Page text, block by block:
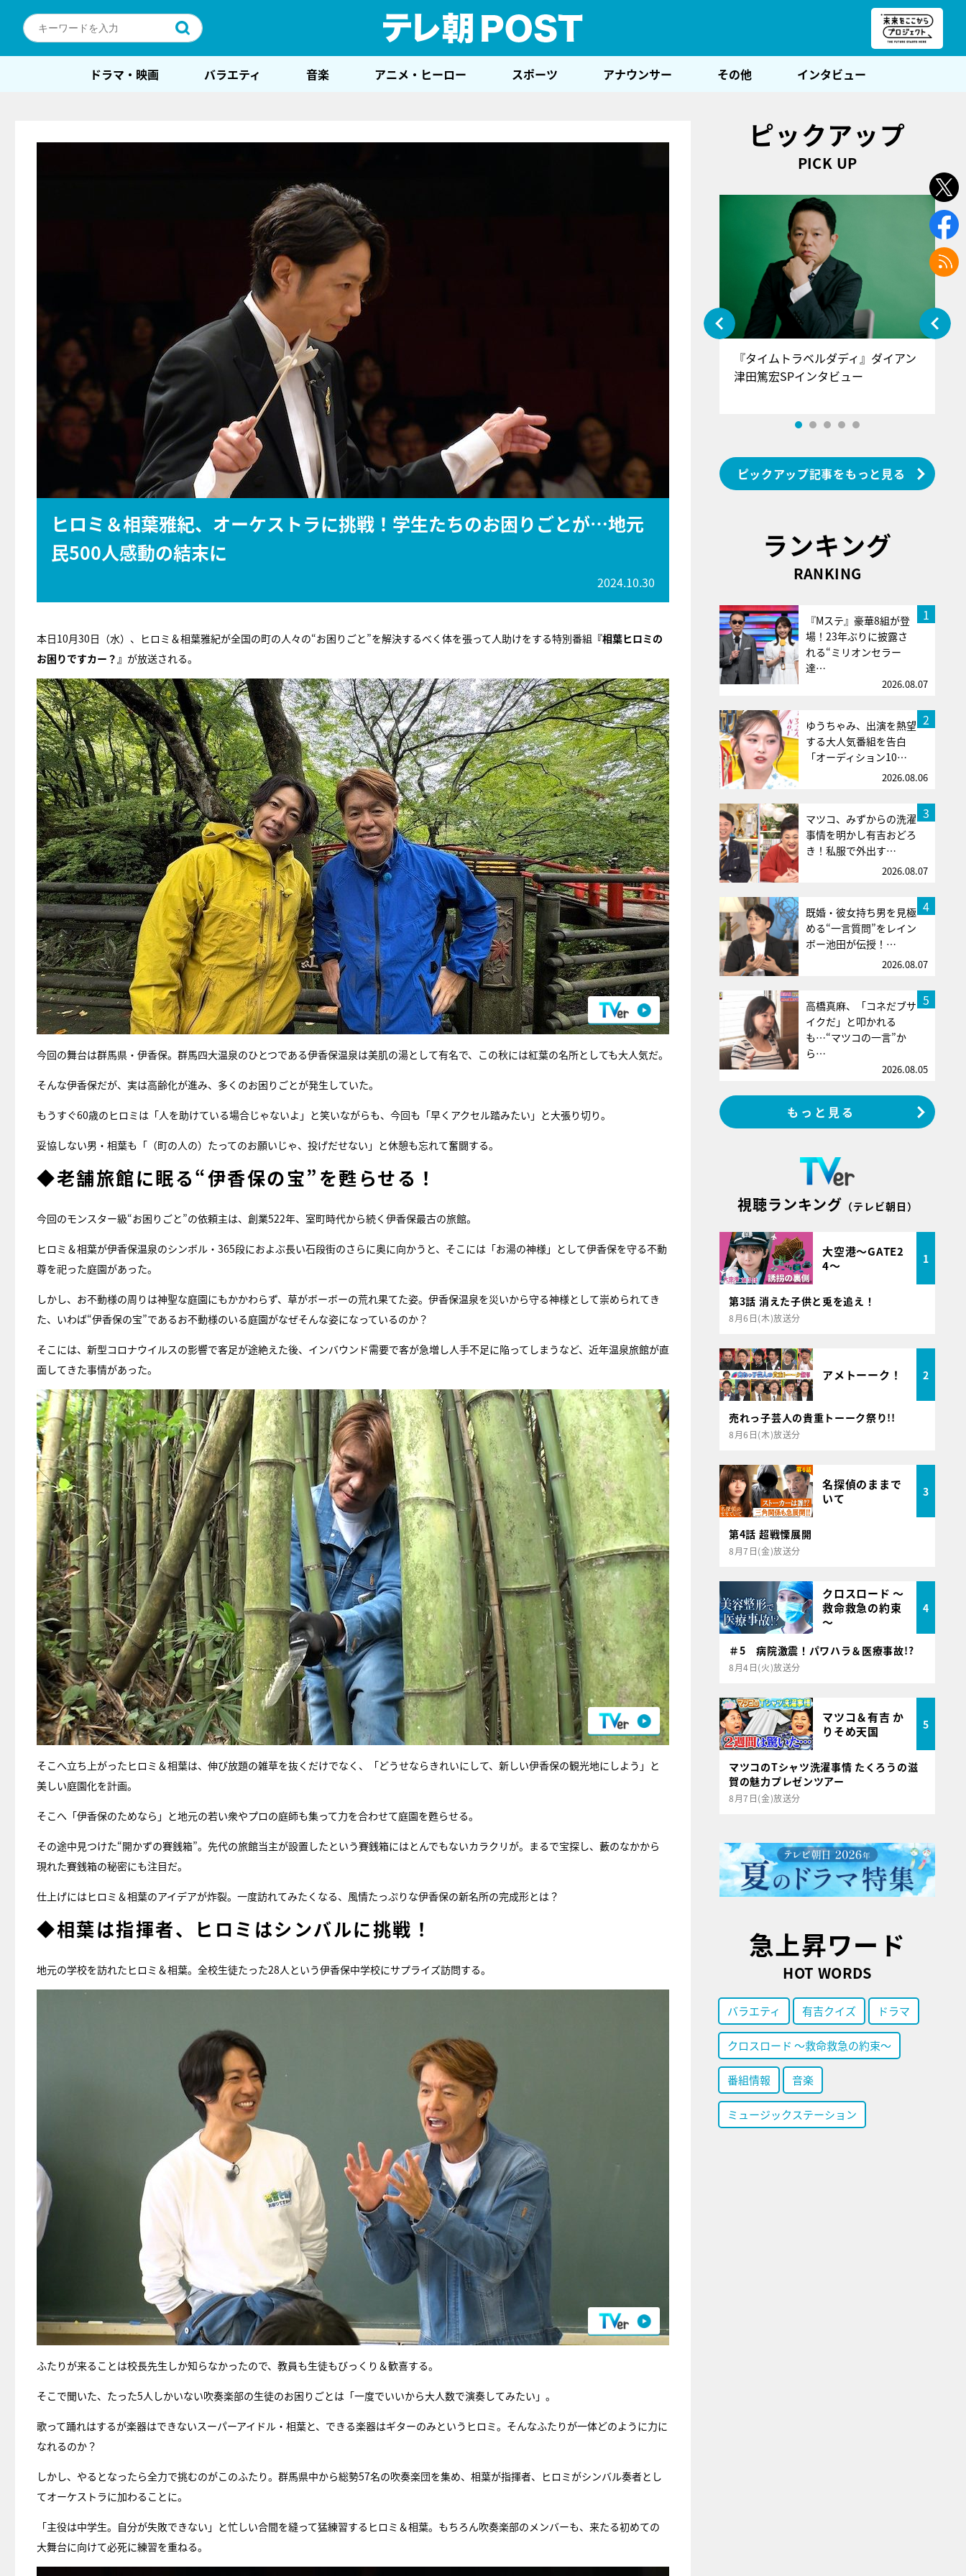
ドラマ・映画 バラエティ 音楽 アニメ・ヒーロー スポーツ アナウンサー その他 インタビュー
ヒロミ＆相葉雅紀、オーケストラに挑戦！学生たちのお困りごとが…地元
民500人感動の結末に
2024.10.30
本日10月30日（水）、ヒロミ＆相葉雅紀が全国の町の人々の“お困りごと”を解決するべく体を張って人助けをする特別番組 『相葉ヒロミの
お困りですカー？』 が放送される。
今回の舞台は群馬県・伊香保。群馬四大温泉のひとつである伊香保温泉は美肌の湯として有名で、この秋には紅葉の名所としても大人気だ。
そんな伊香保だが、実は高齢化が進み、多くのお困りごとが発生していた。
もうすぐ60歳のヒロミは「人を助けている場合じゃないよ」と笑いながらも、今回も「早くアクセル踏みたい」と大張り切り。
妥協しない男・相葉も「（町の人の）たってのお願いじゃ、投げだせない」と休憩も忘れて奮闘する。
◆老舗旅館に眠る“伊香保の宝”を甦らせる！
今回のモンスター級“お困りごと”の依頼主は、創業522年、室町時代から続く伊香保最古の旅館。
ヒロミ＆相葉が伊香保温泉のシンボル・365段におよぶ長い石段街のさらに奥に向かうと、そこには「お湯の神様」として伊香保を守る不動
尊を祀った庭園があった。
しかし、お不動様の周りは神聖な庭園にもかかわらず、草がボーボーの荒れ果てた姿。伊香保温泉を災いから守る神様として崇められてき
た、いわば“伊香保の宝”であるお不動様のいる庭園がなぜそんな姿になっているのか？
そこには、新型コロナウイルスの影響で客足が途絶えた後、インバウンド需要で客が急増し人手不足に陥ってしまうなど、近年温泉旅館が直
面してきた事情があった。
そこへ立ち上がったヒロミ＆相葉は、伸び放題の雑草を抜くだけでなく、「どうせならきれいにして、新しい伊香保の観光地にしよう」と
美しい庭園化を計画。
そこへ「伊香保のためなら」と地元の若い衆やプロの庭師も集って力を合わせて庭園を甦らせる。
その途中見つけた“開かずの賽銭箱”。先代の旅館当主が設置したという賽銭箱にはとんでもないカラクリが。まるで宝探し、藪のなかから
現れた賽銭箱の秘密にも注目だ。
仕上げにはヒロミ＆相葉のアイデアが炸裂。一度訪れてみたくなる、風情たっぷりな伊香保の新名所の完成形とは？
◆相葉は指揮者、ヒロミはシンバルに挑戦！
地元の学校を訪れたヒロミ＆相葉。全校生徒たった28人という伊香保中学校にサプライズ訪問する。
ふたりが来ることは校長先生しか知らなかったので、教員も生徒もびっくり＆歓喜する。
そこで聞いた、たった5人しかいない吹奏楽部の生徒のお困りごとは「一度でいいから大人数で演奏してみたい」。
歌って踊れはするが楽器はできないスーパーアイドル・相葉と、できる楽器はギターのみというヒロミ。そんなふたりが一体どのように力に
なれるのか？
しかし、やるとなったら全力で挑むのがこのふたり。群馬県中から総勢57名の吹奏楽団を集め、相葉が指揮者、ヒロミがシンバル奏者とし
てオーケストラに加わることに。
「主役は中学生。自分が失敗できない」と忙しい合間を縫って猛練習するヒロミ＆相葉。もちろん吹奏楽部のメンバーも、来たる初めての
大舞台に向けて必死に練習を重ねる。
ピックアップ
PICK UP
『タイムトラベルダディ』ダイアン
津田篤宏SPインタビュー
ピックアップ記事をもっと見る
ランキング
RANKING
1
『Mステ』豪華8組が登
場！23年ぶりに披露さ
れる“ミリオンセラー
達…
2026.08.07
2
ゆうちゃみ、出演を熱望
する大人気番組を告白
「オーディション10…
2026.08.06
3
マツコ、みずからの洗濯
事情を明かし有吉おどろ
き！私服で外出す…
2026.08.07
4
既婚・彼女持ち男を見極
める“一言質問”をレイン
ボー池田が伝授！…
2026.08.07
5
高橋真麻、「コネだブサ
イクだ」と叩かれる
も…“マツコの一言”か
ら…
2026.08.05
もっと見る
視聴ランキング （テレビ朝日）
大空港～GATE2
4～
1
第3話 消えた子供と兎を追え！
8月6日(木)放送分
アメトーーク！ 2
売れっ子芸人の貴重トーーク祭り!!
8月6日(木)放送分
名探偵のままで
いて
3
第4話 超戦慄展開
8月7日(金)放送分
クロスロード ～
救命救急の約束
～
4
＃5 病院激震！パワハラ＆医療事故!?
8月4日(火)放送分
マツコ＆有吉 か
りそめ天国
5
マツコのTシャツ洗濯事情 たくろうの滋
賀の魅力プレゼンツアー
8月7日(金)放送分
急上昇ワード
HOT WORDS
バラエティ 有吉クイズ ドラマ
クロスロード ～救命救急の約束～
番組情報 音楽
ミュージックステーション